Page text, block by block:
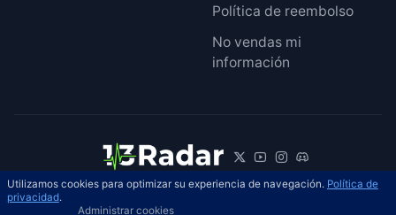
Política de reembolso
No vendas mi
información
© 2026 13Radar. Reservados todos los
Utilizamos cookies para optimizar su experiencia de navegación. Política de
privacidad.
Administrar cookies